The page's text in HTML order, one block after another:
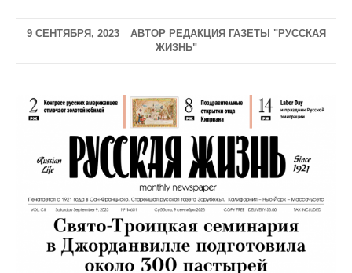
9 СЕНТЯБРЯ, 2023
АВТОР РЕДАКЦИЯ ГАЗЕТЫ "РУССКАЯ
ЖИЗНЬ"